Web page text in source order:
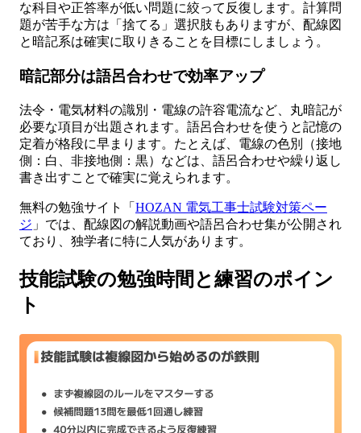
な科目や正答率が低い問題に絞って反復します。計算問
題が苦手な方は「捨てる」選択肢もありますが、配線図
と暗記系は確実に取りきることを目標にしましょう。
暗記部分は語呂合わせで効率アップ
法令・電気材料の識別・電線の許容電流など、丸暗記が
必要な項目が出題されます。語呂合わせを使うと記憶の
定着が格段に早まります。たとえば、電線の色別（接地
側：白、非接地側：黒）などは、語呂合わせや繰り返し
書き出すことで確実に覚えられます。
無料の勉強サイト「 HOZAN 電気工事士試験対策ペー
ジ 」では、配線図の解説動画や語呂合わせ集が公開され
ており、独学者に特に人気があります。
技能試験の勉強時間と練習のポイン
ト